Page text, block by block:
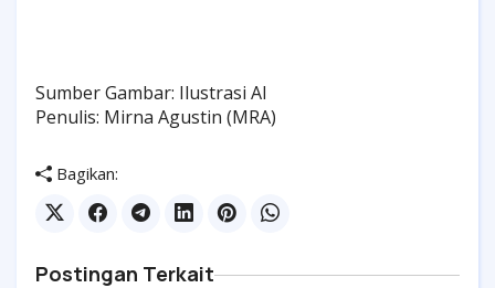
Sumber Gambar: Ilustrasi AI
Penulis: Mirna Agustin (MRA)
Bagikan:
Postingan Terkait